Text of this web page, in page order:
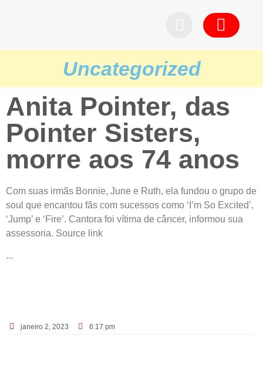
Uncategorized
Anita Pointer, das
Pointer Sisters,
morre aos 74 anos
Com suas irmãs Bonnie, June e Ruth, ela fundou o grupo de
soul que encantou fãs com sucessos como ‘I’m So Excited’,
‘Jump’ e ‘Fire’. Cantora foi vítima de câncer, informou sua
assessoria. Source link
...
janeiro 2, 2023 6:17 pm